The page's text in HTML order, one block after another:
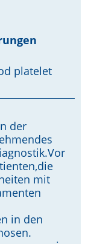
platelet
der
mit
in den